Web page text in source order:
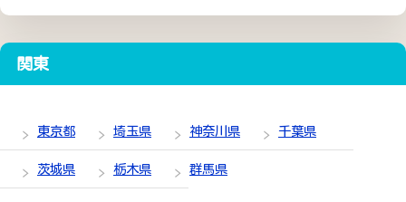
関東
東京都 埼玉県 神奈川県 千葉県
茨城県 栃木県 群馬県